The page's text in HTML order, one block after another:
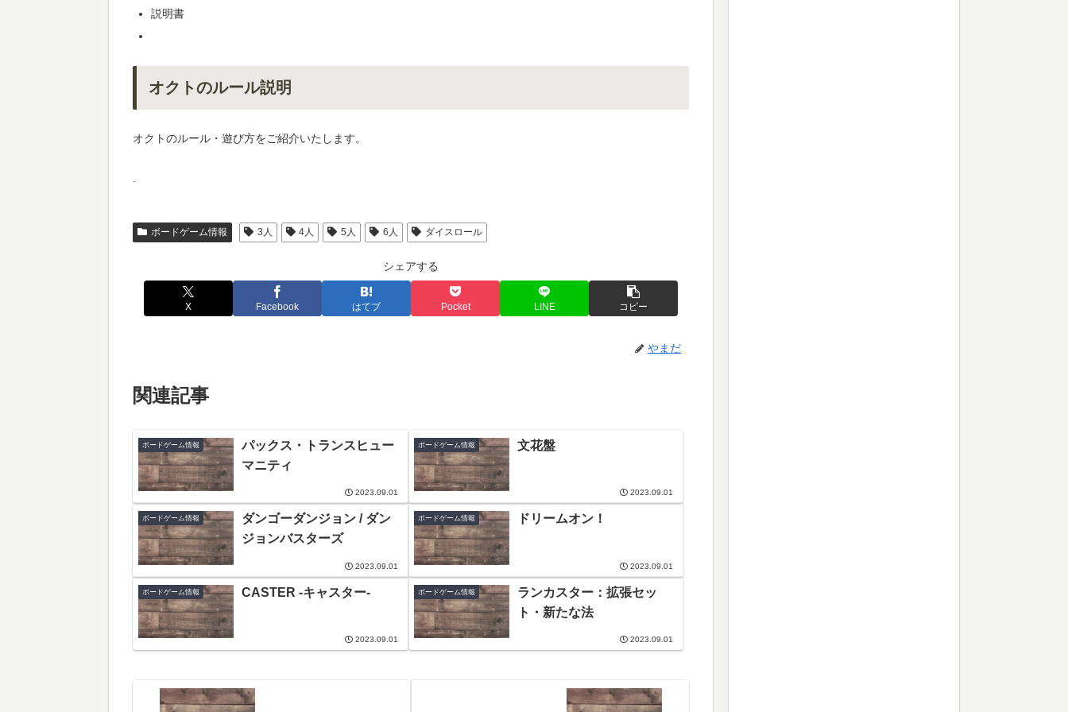
説明書
オクトのルール説明
オクトのルール・遊び方をご紹介いたします。
.
ボードゲーム情報 3人 4人 5人 6人 ダイスロール
シェアする
X Facebook はてブ Pocket LINE コピー
やまだ
関連記事
ボードゲーム情報
パックス・トランスヒュー
マニティ
2023.09.01
ボードゲーム情報 文花盤
2023.09.01
ボードゲーム情報
ダンゴーダンジョン / ダン
ジョンバスターズ
2023.09.01
ボードゲーム情報 ドリームオン！
2023.09.01
ボードゲーム情報 CASTER -キャスター-
2023.09.01
ボードゲーム情報
ランカスター：拡張セッ
ト・新たな法
2023.09.01